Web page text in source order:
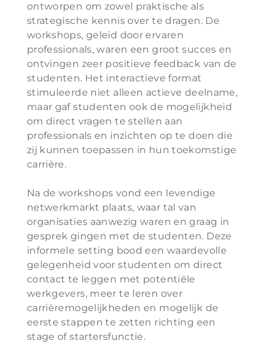
ontworpen om zowel praktische als
strategische kennis over te dragen. De
workshops, geleid door ervaren
professionals, waren een groot succes en
ontvingen zeer positieve feedback van de
studenten. Het interactieve format
stimuleerde niet alleen actieve deelname,
maar gaf studenten ook de mogelijkheid
om direct vragen te stellen aan
professionals en inzichten op te doen die
zij kunnen toepassen in hun toekomstige
carrière.
Na de workshops vond een levendige
netwerkmarkt plaats, waar tal van
organisaties aanwezig waren en graag in
gesprek gingen met de studenten. Deze
informele setting bood een waardevolle
gelegenheid voor studenten om direct
contact te leggen met potentiële
werkgevers, meer te leren over
carrièremogelijkheden en mogelijk de
eerste stappen te zetten richting een
stage of startersfunctie.